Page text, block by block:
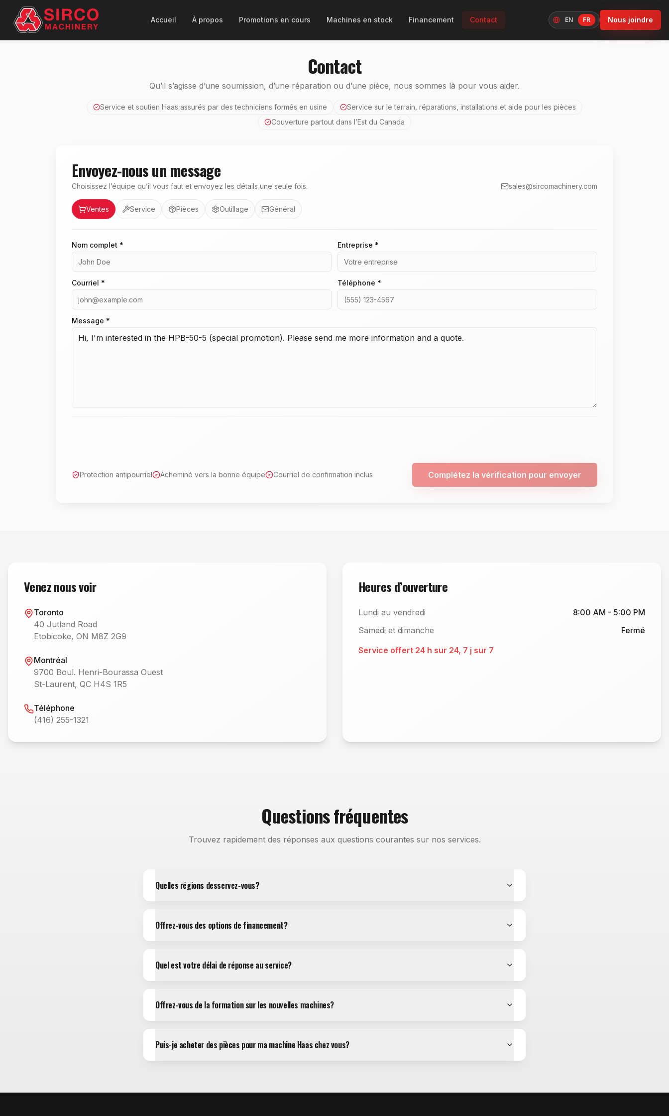
Accueil À propos Promotions en cours Machines en stock Financement Contact Langue
EN FR Nous joindre
Contact
Qu’il s’agisse d’une soumission, d’une réparation ou d’une pièce, nous sommes là pour vous aider.
Service et soutien Haas assurés par des techniciens formés en usine
Service sur le terrain, réparations, installations et aide pour les pièces
Couverture partout dans l’Est du Canada
Envoyez-nous un message
Choisissez l’équipe qu’il vous faut et envoyez les détails une seule fois.
sales@sircomachinery.com
Service
Ventes
Service Pièces Outillage Général
Nom complet * Entreprise *
Courriel * Téléphone *
Message *
Protection antipourriel Acheminé vers la bonne équipe Courriel de confirmation inclus Complétez la vérification pour envoyer
Venez nous voir
Toronto
40 Jutland Road
Etobicoke, ON M8Z 2G9
Montréal
9700 Boul. Henri-Bourassa Ouest
St-Laurent, QC H4S 1R5
Téléphone
(416) 255-1321
Heures d’ouverture
Lundi au vendredi
8:00 AM - 5:00 PM
Samedi et dimanche
Fermé
Service offert 24 h sur 24, 7 j sur 7
Questions fréquentes
Trouvez rapidement des réponses aux questions courantes sur nos services.
Quelles régions desservez-vous?
Offrez-vous des options de financement?
Quel est votre délai de réponse au service?
Offrez-vous de la formation sur les nouvelles machines?
Puis-je acheter des pièces pour ma machine Haas chez vous?